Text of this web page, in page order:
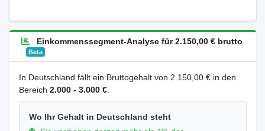
Einkommenssegment-Analyse für 2.150,00 € brutto
Beta
In Deutschland fällt ein Bruttogehalt von 2.150,00 € in den
Bereich 2.000 - 3.000 €.
Wo Ihr Gehalt in Deutschland steht